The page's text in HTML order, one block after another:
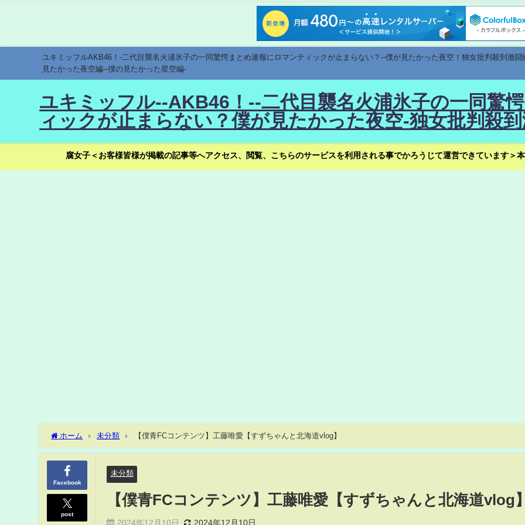
ユキミッフルAKB46！-二代目襲名火浦氷子の一同驚愕まとめ速報にロマンティックが止まらない？--僕が見たかった夜空！独女批判殺到激
見たかった夜空編--僕の見たかった星空編-
ユキミッフル--AKB46！--二代目襲名火浦氷子の一同驚
ィックが止まらない？僕が見たかった夜空-独女批判殺
腐女子＜お客様皆様が掲載の記事等へアクセス、閲覧、こちらのサービスを利用される事でかろうじて運営できています＞
ホーム 未分類 【僕青FCコンテンツ】工藤唯愛【すずちゃんと北海道vlog】
Facebook
post
未分類
【僕青FCコンテンツ】工藤唯愛【すずちゃんと北海道vlog
2024年12月10日 2024年12月10日